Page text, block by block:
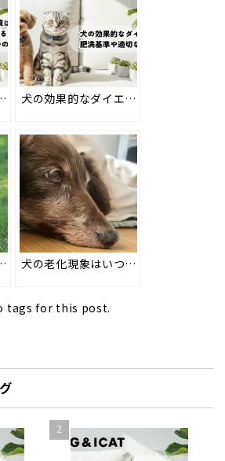
5つのテクニックを解説 犬の効果的なダイエット方法は？肥満の基準や適切な食事と運動を解説
世代の暑さ対策#202 犬の老化現象はいつから？愛犬のために飼い主ができる3つのこと
tags for this post.